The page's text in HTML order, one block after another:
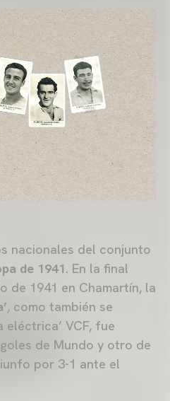
nacionales del conjunto
de 1941. En la final
de 1941 en Chamartín, la
, como también se
VCF, fue
de Mundo y otro de
por 3-1 ante el